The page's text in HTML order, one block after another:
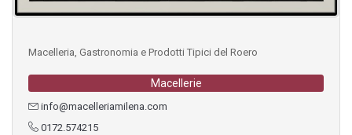
Macelleria, Gastronomia e Prodotti Tipici del Roero
Macellerie
info@macelleriamilena.com
0172.574215